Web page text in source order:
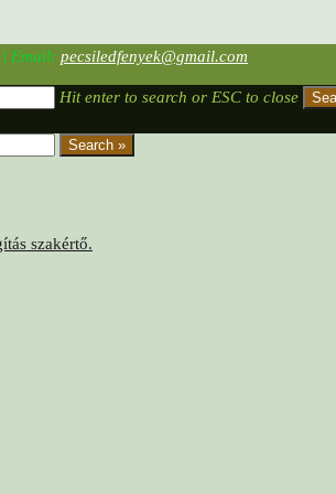
| Email: pecsiledfenyek@gmail.com
Hit enter to search or ESC to close
Search »
szakértő.